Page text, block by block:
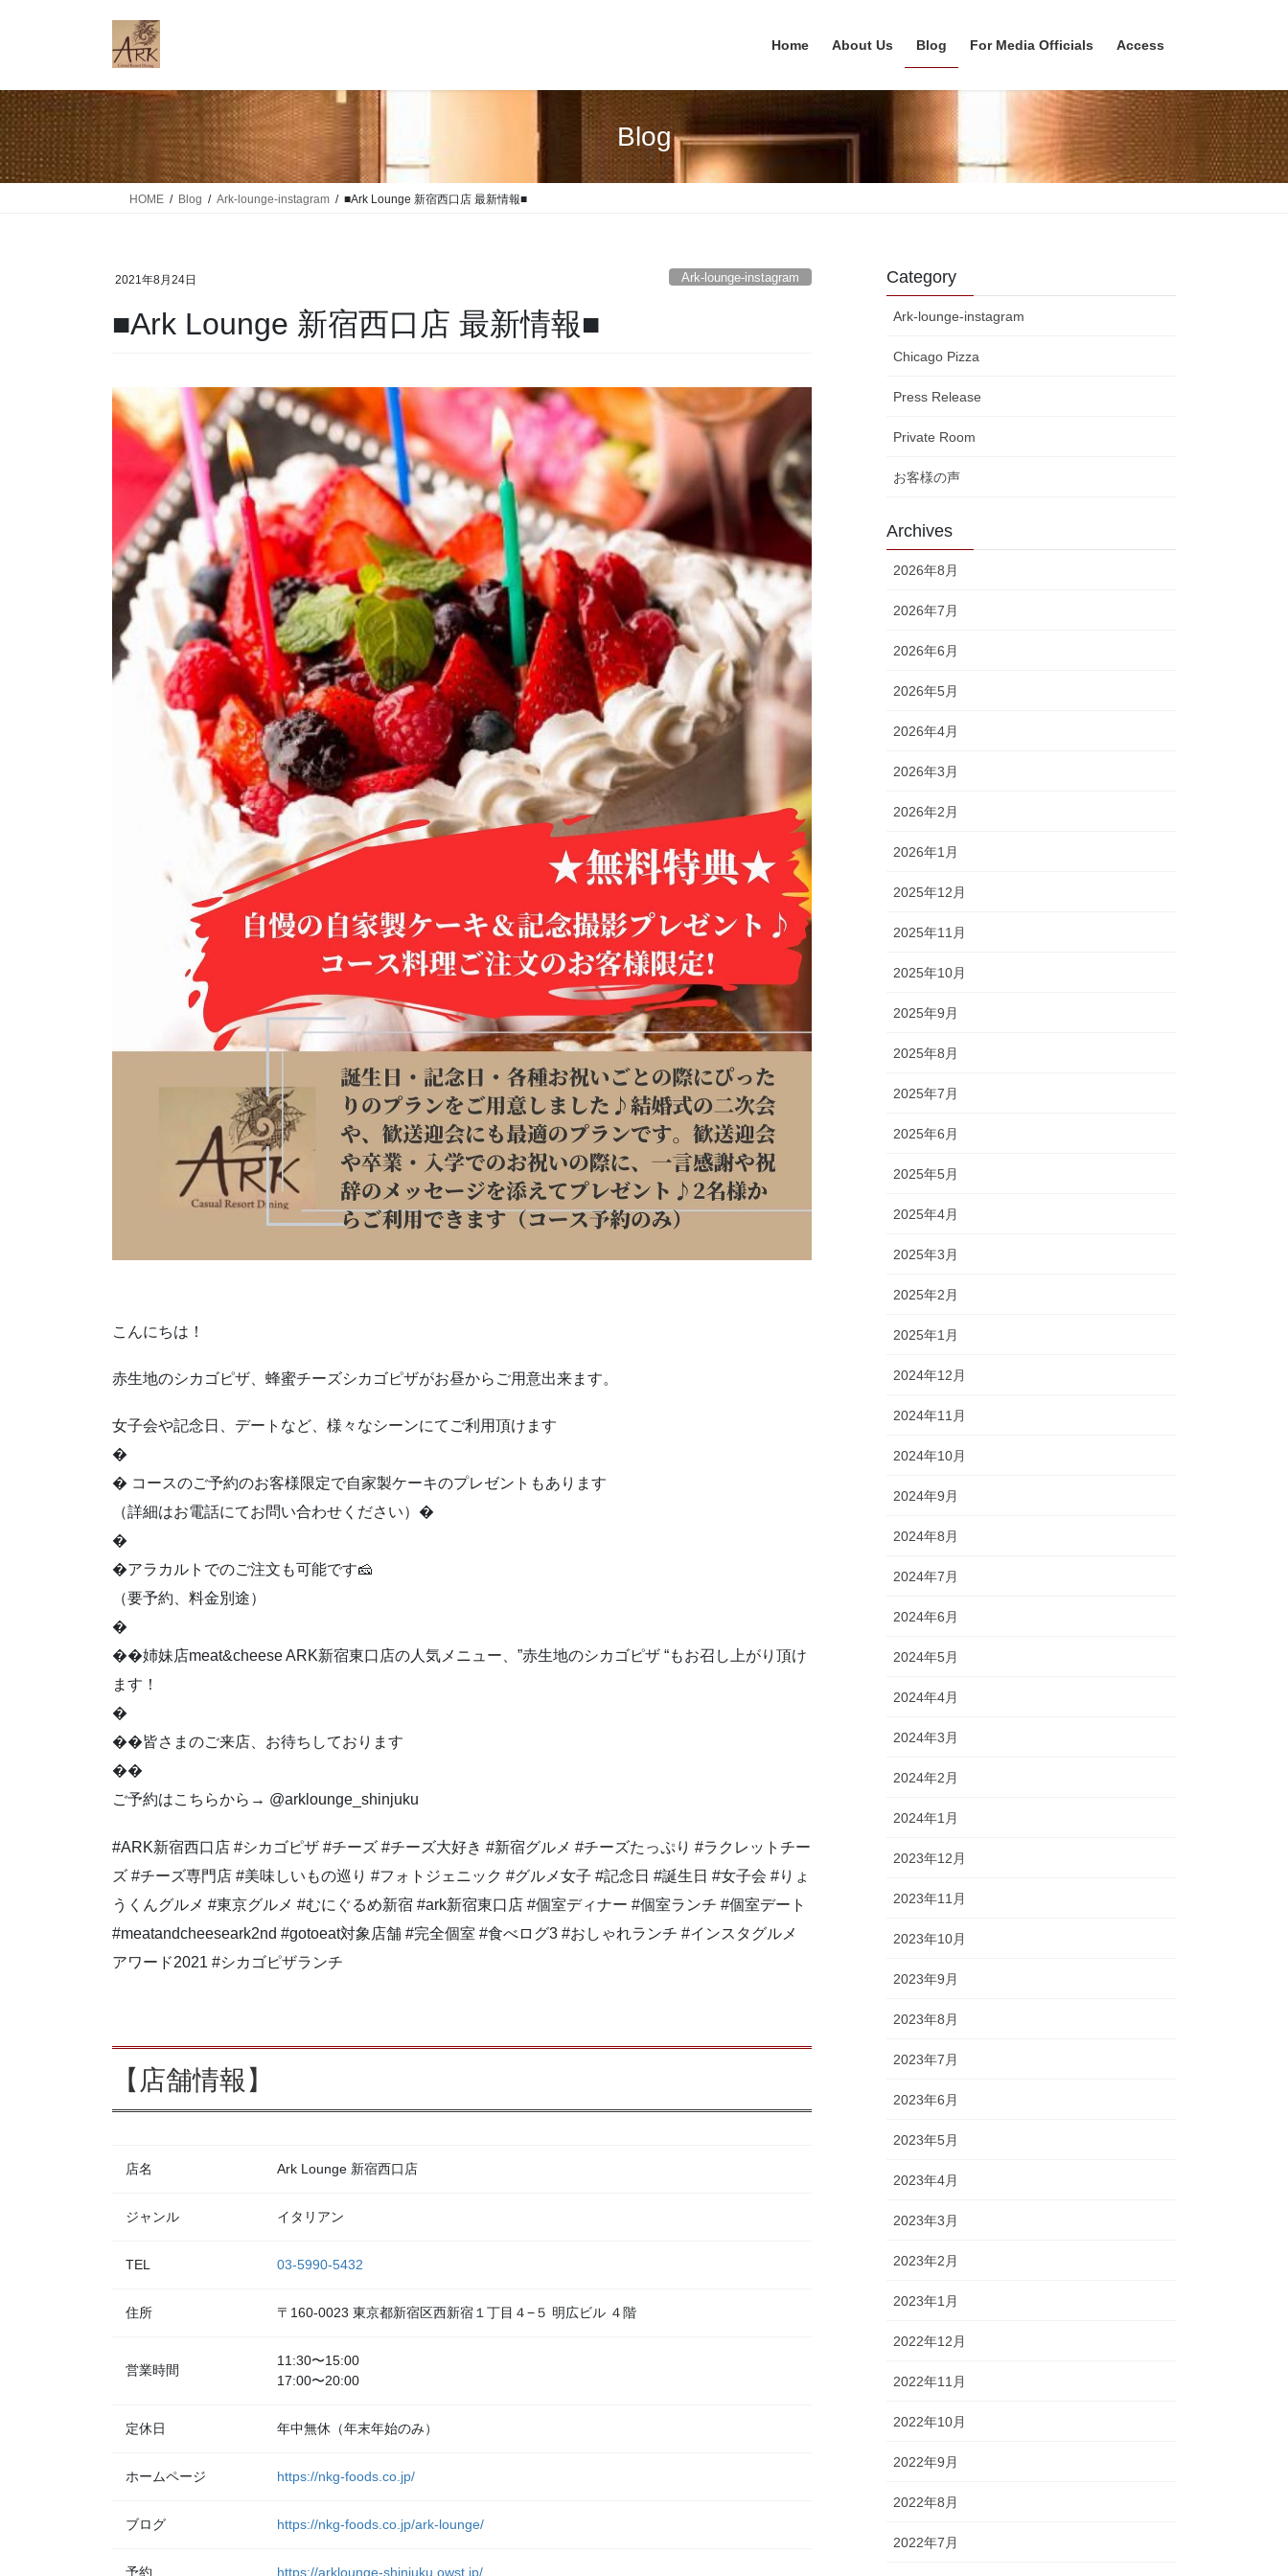
ツ
に
移
動
シ
ョ
ン
に
Home About Us Blog For Media Officials Access
Blog
HOME Blog Ark-lounge-instagram ■Ark Lounge 新宿西口店 最新情報■
2021年8月24日 Ark-lounge-instagram
■Ark Lounge 新宿西口店 最新情報■
こんにちは！
赤生地のシカゴピザ、蜂蜜チーズシカゴピザがお昼からご用意出来ます。
女子会や記念日、デートなど、様々なシーンにてご利用頂けます
�
� コースのご予約のお客様限定で自家製ケーキのプレゼントもあります
（詳細はお電話にてお問い合わせください）�
�
�アラカルトでのご注文も可能です🧀
（要予約、料金別途）
�
��姉妹店meat&cheese ARK新宿東口店の人気メニュー、”赤生地のシカゴピザ “もお召し上がり頂け
ます！
�
��皆さまのご来店、お待ちしております
��
ご予約はこちらから→ @arklounge_shinjuku
#ARK新宿西口店 #シカゴピザ #チーズ #チーズ大好き #新宿グルメ #チーズたっぷり #ラクレットチー
ズ #チーズ専門店 #美味しいもの巡り #フォトジェニック #グルメ女子 #記念日 #誕生日 #女子会 #りょ
うくんグルメ #東京グルメ #むにぐるめ新宿 #ark新宿東口店 #個室ディナー #個室ランチ #個室デート
#meatandcheeseark2nd #gotoeat対象店舗 #完全個室 #食べログ3 #おしゃれランチ #インスタグルメ
アワード2021 #シカゴピザランチ
【店舗情報】
店名 Ark Lounge 新宿西口店
ジャンル イタリアン
TEL 03-5990-5432
住所 〒160-0023 東京都新宿区西新宿１丁目４−５ 明広ビル ４階
営業時間
11:30〜15:00
17:00〜20:00
定休日 年中無休（年末年始のみ）
ホームページ https://nkg-foods.co.jp/
ブログ https://nkg-foods.co.jp/ark-lounge/
予約 https://arklounge-shinjuku.owst.jp/
Category
Ark-lounge-instagram
Chicago Pizza
Press Release
Private Room
お客様の声
Archives
2026年8月
2026年7月
2026年6月
2026年5月
2026年4月
2026年3月
2026年2月
2026年1月
2025年12月
2025年11月
2025年10月
2025年9月
2025年8月
2025年7月
2025年6月
2025年5月
2025年4月
2025年3月
2025年2月
2025年1月
2024年12月
2024年11月
2024年10月
2024年9月
2024年8月
2024年7月
2024年6月
2024年5月
2024年4月
2024年3月
2024年2月
2024年1月
2023年12月
2023年11月
2023年10月
2023年9月
2023年8月
2023年7月
2023年6月
2023年5月
2023年4月
2023年3月
2023年2月
2023年1月
2022年12月
2022年11月
2022年10月
2022年9月
2022年8月
2022年7月